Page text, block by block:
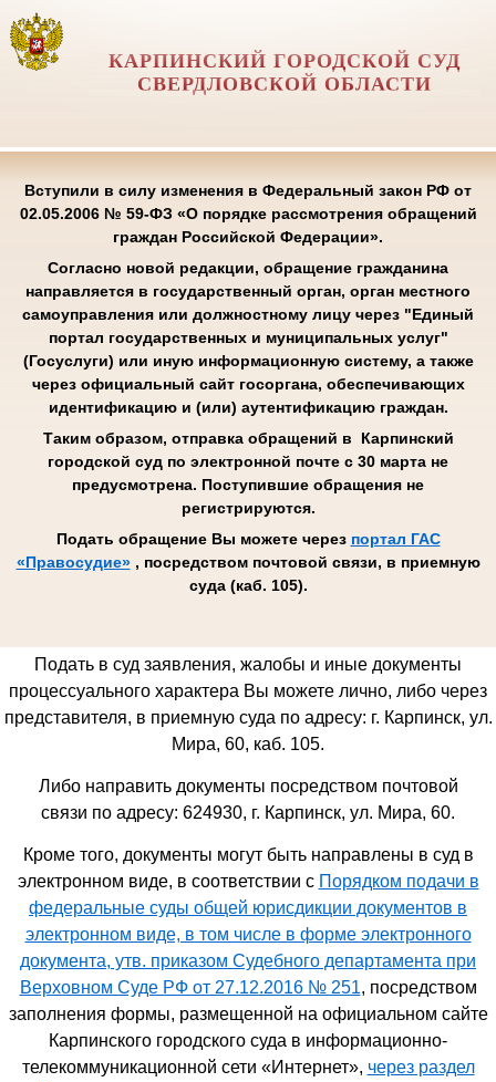
КАРПИНСКИЙ ГОРОДСКОЙ СУД
СВЕРДЛОВСКОЙ ОБЛАСТИ
Вступили в силу изменения в Федеральный закон РФ от
02.05.2006 № 59-ФЗ «О порядке рассмотрения обращений
граждан Российской Федерации».
Согласно новой редакции, обращение гражданина
направляется в государственный орган, орган местного
самоуправления или должностному лицу через "Единый
портал государственных и муниципальных услуг"
(Госуслуги) или иную информационную систему, а также
через официальный сайт госоргана, обеспечивающих
идентификацию и (или) аутентификацию граждан.
Таким образом, отправка обращений в Карпинский
городской суд по электронной почте с 30 марта не
предусмотрена. Поступившие обращения не
регистрируются.
Подать обращение Вы можете через портал ГАС
«Правосудие», посредством почтовой связи, в приемную
суда (каб. 105).
Подать в суд заявления, жалобы и иные документы
процессуального характера Вы можете лично, либо через
представителя, в приемную суда по адресу: г. Карпинск, ул.
Мира, 60, каб. 105.
Либо направить документы посредством почтовой
связи по адресу: 624930, г. Карпинск, ул. Мира, 60.
Кроме того, документы могут быть направлены в суд в
электронном виде, в соответствии с Порядком подачи в
федеральные суды общей юрисдикции документов в
электронном виде, в том числе в форме электронного
документа, утв. приказом Судебного департамента при
Верховном Суде РФ от 27.12.2016 № 251, посредством
заполнения формы, размещенной на официальном сайте
Карпинского городского суда в информационно-
телекоммуникационной сети «Интернет», через раздел